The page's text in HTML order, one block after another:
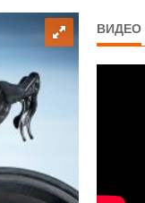
ВИДЕО